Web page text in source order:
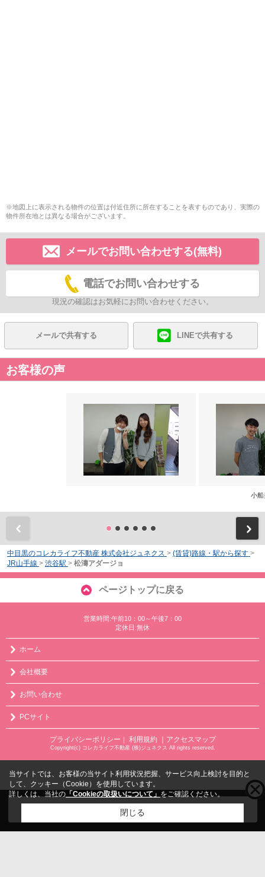
※地図上に表示される物件の位置は付近住所に所在することを表すものであり、実際の
物件所在地とは異なる場合がございます。
メールでお問い合わせする(無料)
電話でお問い合わせする
現況の確認はお気軽にお問い合わせください。
メールで共有する LINEで共有する
お客様の声
小船
中目黒のコレカライフ不動産 株式会社ジュネクス > (賃貸)路線・駅から探す >
JR山手線 > 渋谷駅 > 松濤アダージョ
ページトップに戻る
営業時間:午前10：00～午後7：00
定休日:無休
ホーム
会社概要
お問い合わせ
PCサイト
プライバシーポリシー 利用規約 ｜アクセスマップ
Copyright(c) コレカライフ不動産 (株)ジュネクス All rights reserved.
こちらの物件をご覧の方にお勧めな物件
当サイトでは、お客様の当サイト利用状況把握、サービス向上検討を目的と
して、クッキー（Cookie）を使用しています。
詳しくは、当社の 「Cookieの取扱いについて」 をご確認ください。
閉じる